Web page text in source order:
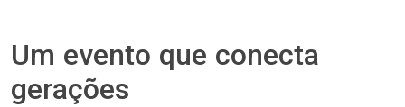
Um evento que conecta
gerações